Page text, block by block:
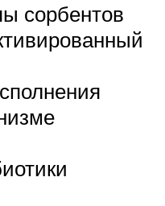
сорбентов